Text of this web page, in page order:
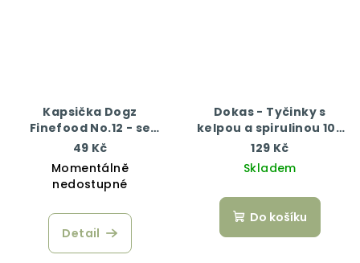
Kapsička Dogz
Finefood No.12 - se
zvěřinou a sledím
masem 100 g
49 Kč
Momentálně
nedostupné
Detail
Dokas - Tyčinky s
kelpou a spirulinou 105
g
129 Kč
Skladem
Do košíku